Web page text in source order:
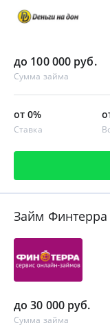
до 100 000 руб.
Сумма займа
от 0%
Ставка
Займ Финтерра
до 30 000 руб.
Сумма займа